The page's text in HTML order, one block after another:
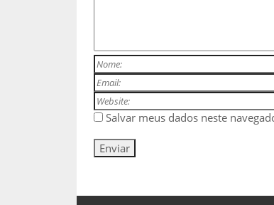
Salvar meus dados neste